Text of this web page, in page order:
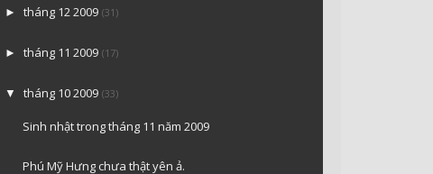
► tháng 12 2009 (31)
► tháng 11 2009 (17)
▼ tháng 10 2009 (33)
Sinh nhật trong tháng 11 năm 2009
Phú Mỹ Hưng chưa thật yên ả.